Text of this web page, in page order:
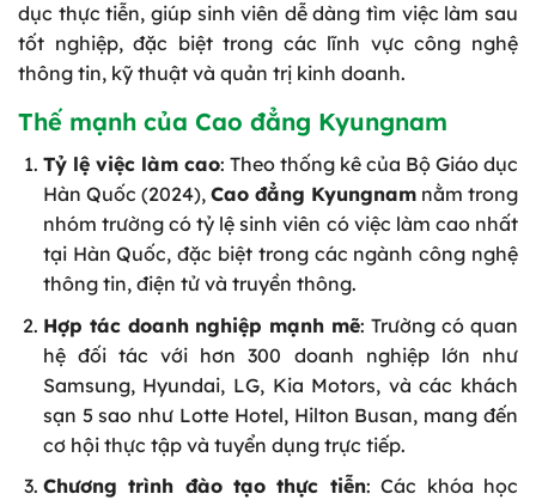
dục thực tiễn, giúp sinh viên dễ dàng tìm việc làm sau
tốt nghiệp, đặc biệt trong các lĩnh vực công nghệ
thông tin, kỹ thuật và quản trị kinh doanh.
Thế mạnh của Cao đẳng Kyungnam
Tỷ lệ việc làm cao: Theo thống kê của Bộ Giáo dục
Hàn Quốc (2024), Cao đẳng Kyungnamnằm trong
nhóm trường có tỷ lệ sinh viên có việc làm cao nhất
tại Hàn Quốc, đặc biệt trong các ngành công nghệ
thông tin, điện tử và truyền thông.
Hợp tác doanh nghiệp mạnh mẽ: Trường có quan
hệ đối tác với hơn 300 doanh nghiệp lớn như
Samsung, Hyundai, LG, Kia Motors, và các khách
sạn 5 sao như Lotte Hotel, Hilton Busan, mang đến
cơ hội thực tập và tuyển dụng trực tiếp.
Chương trình đào tạo thực tiễn: Các khóa học